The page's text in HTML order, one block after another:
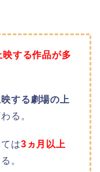
する作品が多
映する劇場の上
る。
は3ヵ月以上
。